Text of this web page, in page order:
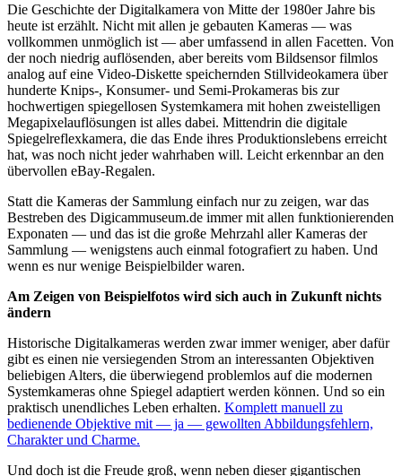
Die Geschichte der Digitalkamera von Mitte der 1980er Jahre bis
heute ist erzählt. Nicht mit allen je gebauten Kameras — was
vollkommen unmöglich ist — aber umfassend in allen Facetten. Von
der noch niedrig auflösenden, aber bereits vom Bildsensor filmlos
analog auf eine Video-Diskette speichernden Stillvideokamera über
hunderte Knips-, Konsumer- und Semi-Prokameras bis zur
hochwertigen spiegellosen Systemkamera mit hohen zweistelligen
Megapixelauflösungen ist alles dabei. Mittendrin die digitale
Spiegelreflexkamera, die das Ende ihres Produktionslebens erreicht
hat, was noch nicht jeder wahrhaben will. Leicht erkennbar an den
übervollen eBay-Regalen.
Statt die Kameras der Sammlung einfach nur zu zeigen, war das
Bestreben des Digicammuseum.de immer mit allen funktionierenden
Exponaten — und das ist die große Mehrzahl aller Kameras der
Sammlung — wenigstens auch einmal fotografiert zu haben. Und
wenn es nur wenige Beispielbilder waren.
Am Zeigen von Beispielfotos wird sich auch in Zukunft nichts
ändern
Historische Digitalkameras werden zwar immer weniger, aber dafür
gibt es einen nie versiegenden Strom an interessanten Objektiven
beliebigen Alters, die überwiegend problemlos auf die modernen
Systemkameras ohne Spiegel adaptiert werden können. Und so ein
praktisch unendliches Leben erhalten. Komplett manuell zu
bedienende Objektive mit — ja — gewollten Abbildungsfehlern,
Charakter und Charme.
Und doch ist die Freude groß, wenn neben dieser gigantischen